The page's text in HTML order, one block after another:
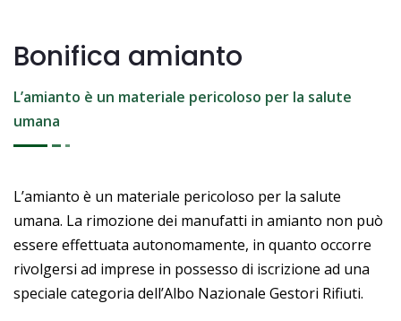
Bonifica amianto
L’amianto è un materiale pericoloso per la salute
umana
L’amianto è un materiale pericoloso per la salute
umana. La rimozione dei manufatti in amianto non può
essere effettuata autonomamente, in quanto occorre
rivolgersi ad imprese in possesso di iscrizione ad una
speciale categoria dell’Albo Nazionale Gestori Rifiuti.